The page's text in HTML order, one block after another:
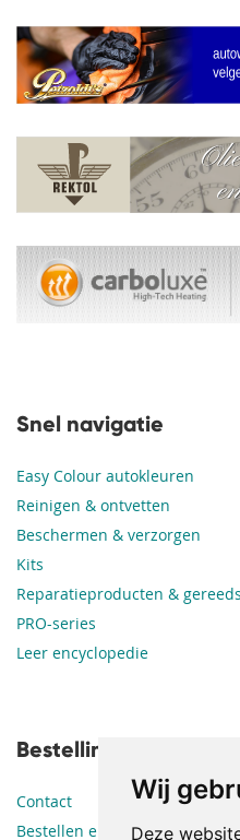
Wij
Deze
Snel navigatie
Easy Colour autokleuren
Reinigen & ontvetten
Beschermen & verzorgen
Kits
Reparatieproducten &
PRO-series
Leer encyclopedie
Bestellingen en
Contact
Bestellen en betalen